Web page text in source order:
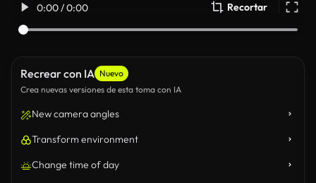
0:00 / 0:00 Recortar
Recrear con IA Nuevo
Crea nuevas versiones de esta toma con IA
New camera angles
Transform environment
Change time of day